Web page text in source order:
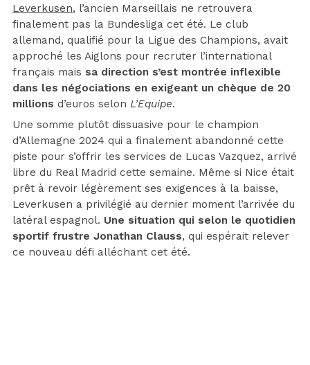
Leverkusen, l’ancien Marseillais ne retrouvera
finalement pas la Bundesliga cet été. Le club
allemand, qualifié pour la Ligue des Champions, avait
approché les Aiglons pour recruter l’international
français mais sa direction s’est montrée inflexible
dans les négociations en exigeant un chèque de 20
millions d’euros selon L’Equipe.
Une somme plutôt dissuasive pour le champion
d’Allemagne 2024 qui a finalement abandonné cette
piste pour s’offrir les services de Lucas Vazquez, arrivé
libre du Real Madrid cette semaine. Même si Nice était
prêt à revoir légèrement ses exigences à la baisse,
Leverkusen a privilégié au dernier moment l’arrivée du
latéral espagnol. Une situation qui selon le quotidien
sportif frustre Jonathan Clauss, qui espérait relever
ce nouveau défi alléchant cet été.